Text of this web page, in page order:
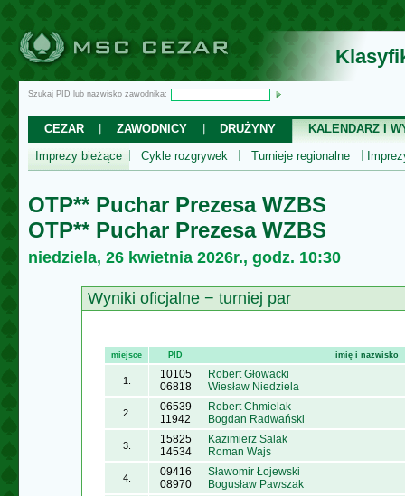
Szukaj PID lub nazwisko zawodnika:
CEZAR ZAWODNICY DRUŻYNY
KALENDARZ I
Imprezy bieżące
Cykle rozgrywek Turnieje regionalne
OTP** Puchar Prezesa WZBS
OTP** Puchar Prezesa WZBS
niedziela, 26 kwietnia 2026r., godz. 10:30
Wyniki oficjalne − turniej par
miejsce PID imię i nazwisko
1.
10105
06818
Robert Głowacki
Wiesław Niedziela
2.
06539
11942
Robert Chmielak
Bogdan Radwański
3.
15825
14534
Kazimierz Salak
Roman Wajs
4.
09416
08970
Sławomir Łojewski
Bogusław Pawszak